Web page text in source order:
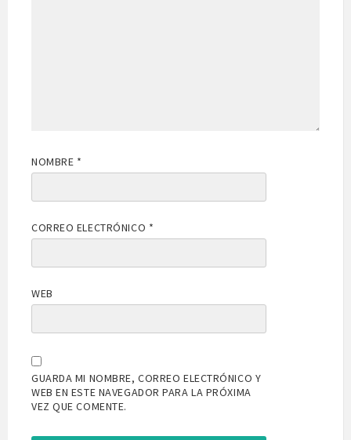
NOMBRE *
CORREO ELECTRÓNICO *
WEB
GUARDA MI NOMBRE, CORREO ELECTRÓNICO Y
WEB EN ESTE NAVEGADOR PARA LA PRÓXIMA
VEZ QUE COMENTE.